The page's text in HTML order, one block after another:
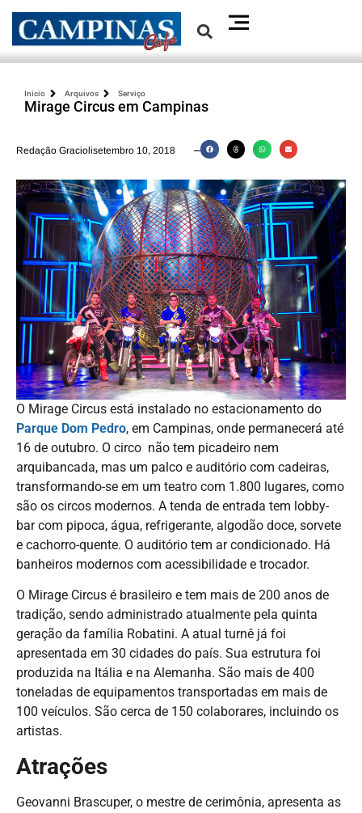
Inicio Arquivos Serviço
Mirage Circus em Campinas
Redação Graciolisetembro 10, 2018
O Mirage Circus está instalado no estacionamento do
Parque Dom Pedro, em Campinas, onde permanecerá até
16 de outubro. O circo não tem picadeiro nem
arquibancada, mas um palco e auditório com cadeiras,
transformando-se em um teatro com 1.800 lugares, como
são os circos modernos. A tenda de entrada tem lobby-
bar com pipoca, água, refrigerante, algodão doce, sorvete
e cachorro-quente. O auditório tem ar condicionado. Há
banheiros modernos com acessibilidade e trocador.
O Mirage Circus é brasileiro e tem mais de 200 anos de
tradição, sendo administrado atualmente pela quinta
geração da família Robatini. A atual turnê já foi
apresentada em 30 cidades do país. Sua estrutura foi
produzida na Itália e na Alemanha. São mais de 400
toneladas de equipamentos transportadas em mais de
100 veículos. São cerca de 150 colaborares, incluindo os
artistas.
Atrações
Geovanni Brascuper, o mestre de cerimônia, apresenta as